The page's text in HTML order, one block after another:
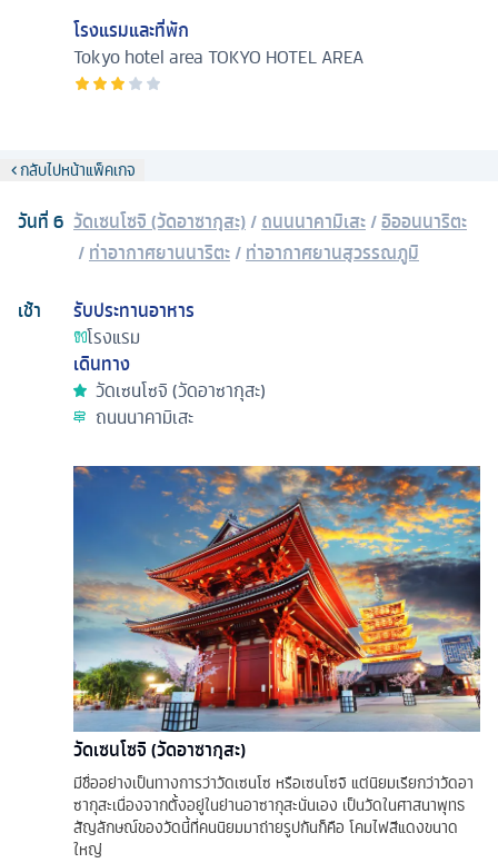
โรงแรมและที่พัก
Tokyo hotel areaTOKYO HOTEL AREA
กลับไปหน้าแพ็คเกจ
วันที่6 วัดเซนโซจิ (วัดอาซากุสะ)/ถนนนาคามิเสะ/อิออนนาริตะ
/ท่าอากาศยานนาริตะ/ท่าอากาศยานสุวรรณภูมิ
เช้า
รับประทานอาหาร
โรงแรม
เดินทาง
วัดเซนโซจิ (วัดอาซากุสะ)
ถนนนาคามิเสะ
วัดเซนโซจิ (วัดอาซากุสะ)
มีชื่ออย่างเป็นทางการว่าวัดเซนโซ หรือเซนโซจิ แต่นิยมเรียกว่าวัดอา
ซากุสะเนื่องจากตั้งอยู่ในย่านอาซากุสะนั่นเอง เป็นวัดในศาสนาพุทธ
สัญลักษณ์ของวัดนี้ที่คนนิยมมาถ่ายรูปกันก็คือ โคมไฟสีแดงขนาด
ใหญ่